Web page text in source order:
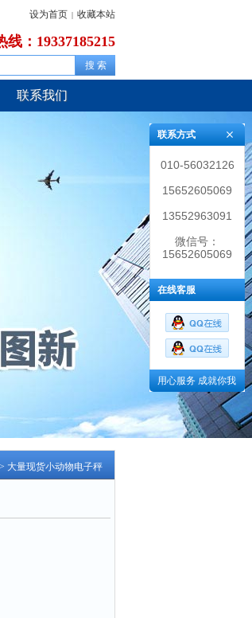
设为首页 | 收藏本站
线：19337185215
联系我们
> 大量现货小动物电子秤
联系方式
010-56032126
15652605069
13552963091
微信号：
15652605069
在线客服
用心服务 成就你我